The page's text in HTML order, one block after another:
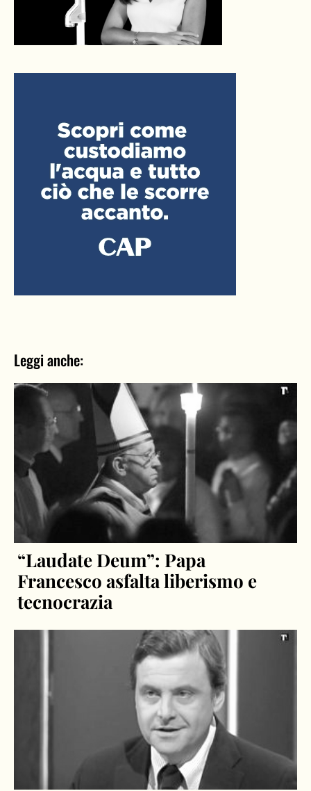
Leggi anche:
“Laudate Deum”: Papa
Francesco asfalta liberismo e
tecnocrazia